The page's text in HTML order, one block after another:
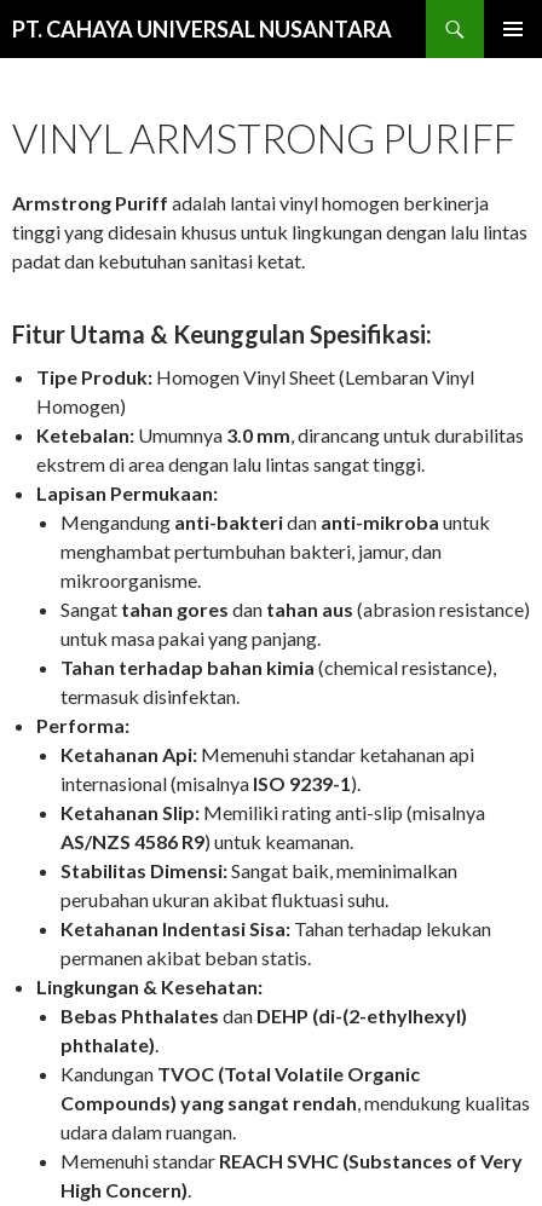
PT. CAHAYA UNIVERSAL NUSANTARA
VINYL ARMSTRONG PURIFF
Armstrong Puriff adalah lantai vinyl homogen berkinerja
tinggi yang didesain khusus untuk lingkungan dengan lalu lintas
padat dan kebutuhan sanitasi ketat.
Fitur Utama & Keunggulan Spesifikasi:
Tipe Produk: Homogen Vinyl Sheet (Lembaran Vinyl
Homogen)
Ketebalan: Umumnya 3.0 mm, dirancang untuk durabilitas
ekstrem di area dengan lalu lintas sangat tinggi.
Lapisan Permukaan:
Mengandung anti-bakteridan anti-mikroba untuk
menghambat pertumbuhan bakteri, jamur, dan
mikroorganisme.
Sangat tahan gores dan tahan aus (abrasion resistance)
untuk masa pakai yang panjang.
Tahan terhadap bahan kimia (chemical resistance),
termasuk disinfektan.
Performa:
Ketahanan Api: Memenuhi standar ketahanan api
internasional (misalnya ISO 9239-1).
Ketahanan Slip: Memiliki rating anti-slip (misalnya
AS/NZS 4586 R9) untuk keamanan.
Stabilitas Dimensi:Sangat baik, meminimalkan
perubahan ukuran akibat fluktuasi suhu.
Ketahanan Indentasi Sisa: Tahan terhadap lekukan
permanen akibat beban statis.
Lingkungan & Kesehatan:
Bebas Phthalates dan DEHP (di-(2-ethylhexyl)
phthalate).
Kandungan TVOC (Total Volatile Organic
Compounds) yang sangat rendah, mendukung kualitas
udara dalam ruangan.
Memenuhi standar REACH SVHC (Substances of Very
High Concern).